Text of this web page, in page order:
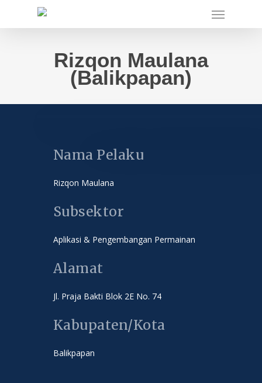
content
Menu
Rizqon Maulana
(Balikpapan)
Nama Pelaku
Rizqon Maulana
Subsektor
Aplikasi & Pengembangan Permainan
Alamat
Jl. Praja Bakti Blok 2E No. 74
Kabupaten/Kota
Balikpapan